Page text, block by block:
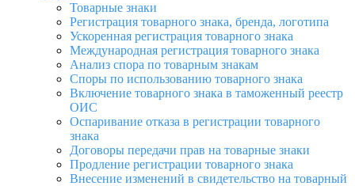
Товарные знаки
Регистрация товарного знака, бренда, логотипа
Ускоренная регистрация товарного знака
Международная регистрация товарного знака
Анализ спора по товарным знакам
Споры по использованию товарного знака
Включение товарного знака в таможенный реестр
ОИС
Оспаривание отказа в регистрации товарного
знака
Договоры передачи прав на товарные знаки
Продление регистрации товарного знака
Внесение изменений в свидетельство на товарный